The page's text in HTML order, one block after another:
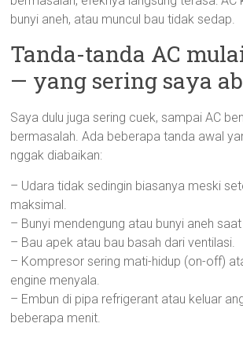
bunyi aneh, atau muncul bau tidak sedap.
Tanda-tanda AC
— yang sering saya
Saya dulu juga sering cuek, sampai AC
bermasalah. Ada beberapa tanda awal
nggak diabaikan:
– Udara tidak sedingin biasanya meski
maksimal.
– Bunyi mendengung atau bunyi aneh saat
– Bau apek atau bau basah dari ventilasi.
– Kompresor sering mati-hidup (on-off)
engine menyala.
– Embun di pipa refrigerant atau keluar
beberapa menit.